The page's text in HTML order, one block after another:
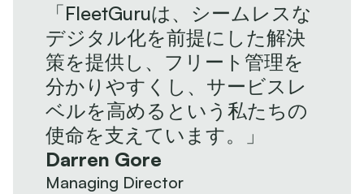
「FleetGuruは、シームレスな
デジタル化を前提にした解決
策を提供し、フリート管理を
分かりやすくし、サービスレ
ベルを高めるという私たちの
使命を支えています。」
Darren Gore
Managing Director